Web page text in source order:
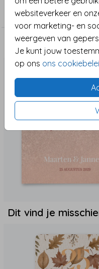
websiteverkeer en
voor marketing- en
weergeven van
Je kunt jouw
op ons ons
Save the date
Maak het
Dit vind je